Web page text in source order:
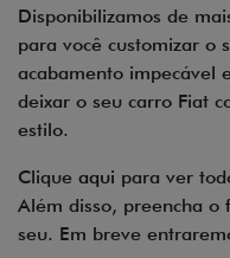
Disponibilizamos de
para você customizar o
acabamento impecável
deixar o seu carro Fiat
estilo.
Clique aqui para ver
Além disso, preencha
seu. Em breve